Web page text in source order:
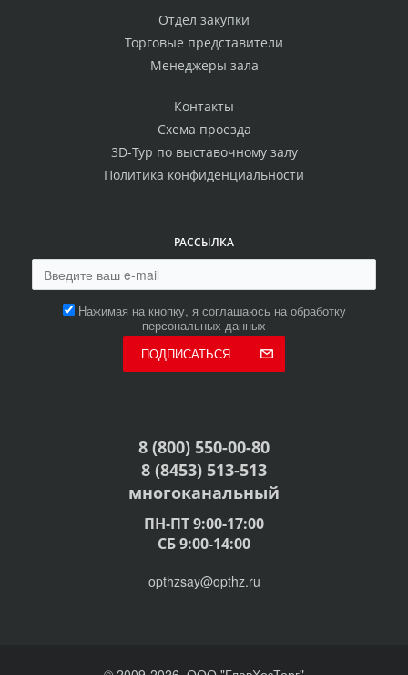
Отдел закупки
Торговые представители
Менеджеры зала
Контакты
Схема проезда
3D-Тур по выставочному залу
Политика конфиденциальности
РАССЫЛКА
Нажимая на кнопку, я соглашаюсь на обработку
персональных данных
ПОДПИСАТЬСЯ
8 (800) 550-00-80
8 (8453) 513-513
многоканальный
ПН-ПТ 9:00-17:00
СБ 9:00-14:00
opthzsay@opthz.ru